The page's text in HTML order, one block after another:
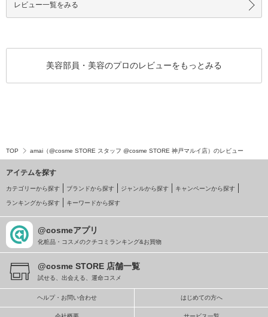
レビュー一覧をみる
美容部員・美容のプロのレビューをもっとみる
TOP amai（@cosme STORE スタッフ @cosme STORE 神戸マルイ店）のレビュー
アイテムを探す
カテゴリーから探す ブランドから探す ジャンルから探す キャンペーンから探す
ランキングから探す キーワードから探す
@cosmeアプリ
化粧品・コスメのクチコミランキング&お買物
@cosme STORE 店舗一覧
試せる、出会える、運命コスメ
ヘルプ・お問い合わせ はじめての方へ